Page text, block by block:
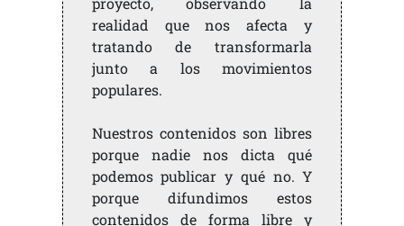
realidad que nos afecta y
tratando de transformarla
junto a los movimientos
populares.
Nuestros contenidos son libres
porque nadie nos dicta qué
podemos publicar y qué no. Y
porque difundimos estos
contenidos de forma libre y